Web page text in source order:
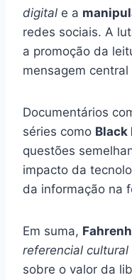
digital e a
redes sociais. A
a promoção da
mensagem
Documentários
séries como Black
questões
impacto da
da informação na
Em suma,
referencial cultural
sobre o valor da